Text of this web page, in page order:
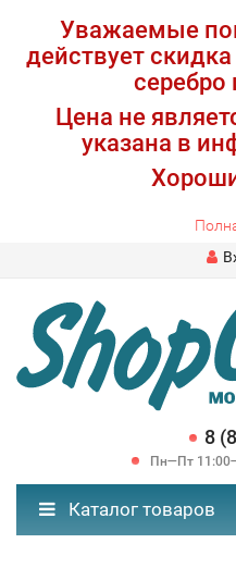
Уважаемые
действует
серебро
Цена не
указана в
8
Пн—Пт
Каталог товаров